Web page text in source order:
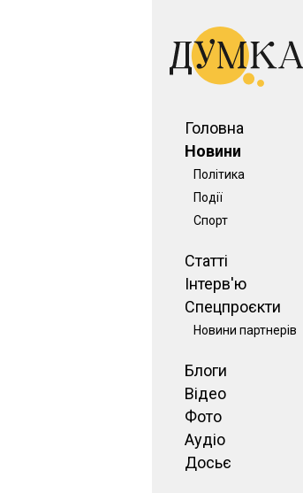
Головна
Новини
Політика
Події
Спорт
Статті
Інтерв'ю
Спецпроєкти
Новини партнерів
Блоги
Відео
Фото
Аудіо
Досьє